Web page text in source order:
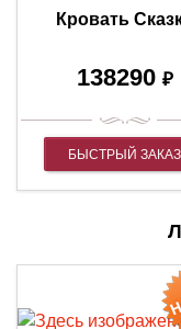
Кровать
138290 ₽
БЫСТРЫЙ ЗАКАЗ